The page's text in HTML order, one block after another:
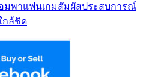
อมพาแฟนเกมสัมผัสประสบการณ์
กล้ชิด